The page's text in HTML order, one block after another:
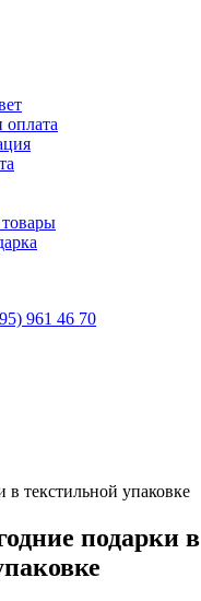
оплата
961 46 70
в текстильной упаковке
подарки в